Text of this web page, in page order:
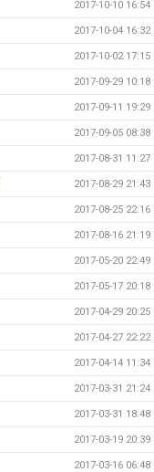
2017-10-10 16:54
2017-10-04 16:32
2017-10-02 17:15
2017-09-29 10:18
2017-09-11 19:29
2017-09-05 08:38
2017-08-31 11:27
2017-08-29 21:43
2017-08-25 22:16
2017-08-16 21:19
2017-05-20 22:49
2017-05-17 20:18
2017-04-29 20:25
2017-04-27 22:22
2017-04-14 11:34
2017-03-31 21:24
2017-03-31 18:48
2017-03-19 20:39
2017-03-16 06:48